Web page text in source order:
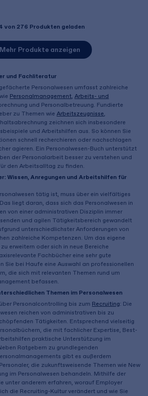
von 276 Produkten geladen
Mehr Produkte anzeigen
und Fachliteratur
Personalwesen umfasst zahlreiche
Personalmanagement, Arbeits- und
und Personalbetreuung. Fundierte
zu Themen wie Arbeitszeugnisse,
zeichnen sich insbesondere
und Arbeitshilfen aus. So können Sie
schnell recherchieren oder nachschlagen
agieren. Ein Personalwesen-Buch unterstützt
der Personalarbeit besser zu verstehen und
den Arbeitsalltag zu finden.
Wissen, Anregungen und Arbeitshilfen für
tätig ist, muss über ein vielfältiges
liegt daran, dass sich das Personalwesen in
von einer administrativen Disziplin immer
und agilen Tätigkeitsbereich gewandelt
unterschiedlichster Anforderungen von
zahlreiche Kompetenzen. Um das eigene
erweitern oder sich in neue Bereiche
Fachbücher eine sehr gute
Sie bei Haufe eine Auswahl an professionellen
die sich mit relevanten Themen rund um
befassen.
Themen im Personalwesen
Personalcontrolling bis zum Recruiting: Die
reichen von administrativen bis zu
Tätigkeiten. Entsprechend vielseitig
die mit fachlicher Expertise, Best-
praktische Unterstützung im
Ratgebern zu grundlegenden
gibt es außerdem
die zukunftsweisende Themen wie New
im Personalwesen behandeln. Mithilfe der
unter anderem erfahren, worauf Employer
die Recruiting-Kultur verändert und wie Sie